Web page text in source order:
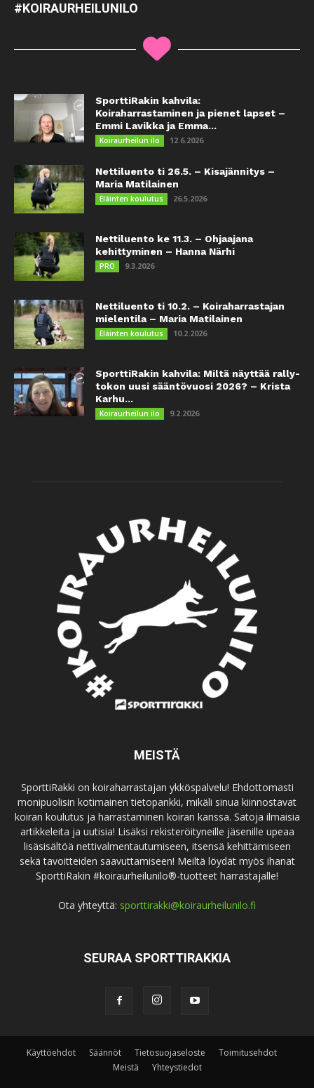
#KOIRAURHEILUNILO
SporttiRakin kahvila:
Koiraharrastaminen ja pienet lapset –
Emmi Lavikka ja Emma...
Koiraurheilun ilo 12.6.2026
Nettiluento ti 26.5. – Kisajännitys –
Maria Matilainen
Eläinten koulutus 26.5.2026
Nettiluento ke 11.3. – Ohjaajana
kehittyminen – Hanna Närhi
PRO 9.3.2026
Nettiluento ti 10.2. – Koiraharrastajan
mielentila – Maria Matilainen
Eläinten koulutus 10.2.2026
SporttiRakin kahvila: Miltä näyttää rally-
tokon uusi sääntövuosi 2026? – Krista
Karhu...
Koiraurheilun ilo 9.2.2026
MEISTÄ
SporttiRakki on koiraharrastajan ykköspalvelu! Ehdottomasti
monipuolisin kotimainen tietopankki, mikäli sinua kiinnostavat
koiran koulutus ja harrastaminen koiran kanssa. Satoja ilmaisia
artikkeleita ja uutisia! Lisäksi rekisteröityneille jäsenille upeaa
lisäsisältöä nettivalmentautumiseen, itsensä kehittämiseen
sekä tavoitteiden saavuttamiseen! Meiltä löydät myös ihanat
SporttiRakin #koiraurheilunilo®-tuotteet harrastajalle!
Ota yhteyttä: sporttirakki@koiraurheilunilo.fi
SEURAA SPORTTIRAKKIA
Käyttöehdot Säännöt Tietosuojaseloste
Toimitusehdot
Meistä
Yhteystiedot